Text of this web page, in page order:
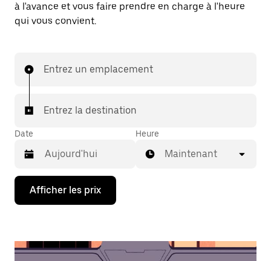
à l'avance et vous faire prendre en charge à l'heure
qui vous convient.
Entrez un emplacement
Entrez la destination
Date
Appuyez
la
bas
Heure
Maintenant
Afficher les prix